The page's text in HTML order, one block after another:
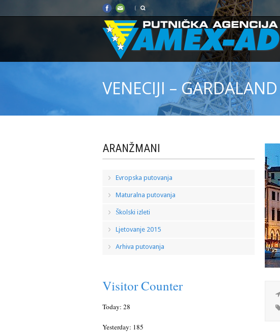
VENECIJI – GARDALAND
ARANŽMANI
Evropska putovanja
Maturalna putovanja
Školski izleti
Ljetovanje 2015
Arhiva putovanja
Visitor Counter
Today: 28
Yesterday: 185